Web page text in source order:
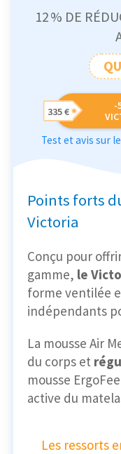
12 % DE
-
335 €
Test et avis sur
Points forts
Victoria
Conçu pour
gamme, le
forme ventilée
indépendants
La mousse Air
du corps et
mousse
active du
Les ressorts